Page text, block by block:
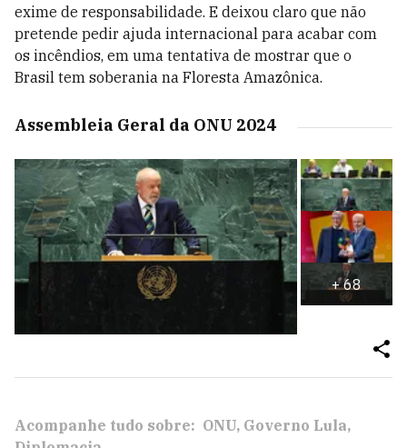
exime de responsabilidade. E deixou claro que não
pretende pedir ajuda internacional para acabar com
os incêndios, em uma tentativa de mostrar que o
Brasil tem soberania na Floresta Amazônica.
Assembleia Geral da ONU 2024
+68
Acompanhe tudo sobre: ONU Governo Lula